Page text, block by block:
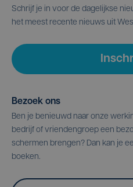
Schrijf je in voor de dagelijkse
het meest recente nieuws uit
Bezoek ons
Ben je benieuwd naar onze
bedrijf of vriendengroep een
schermen brengen? Dan kan je
boeken.